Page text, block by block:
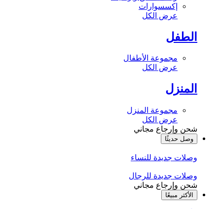
إكسسوارات
عرض الكل
الطفل
مجموعة الأطفال
عرض الكل
المنزل
مجموعة المنزل
عرض الكل
شحن وإرجاع مجاني
وصل حديثًا
وصلات جديدة للنساء
وصلات جديدة للرجال
شحن وإرجاع مجاني
الأكثر مبيعًا